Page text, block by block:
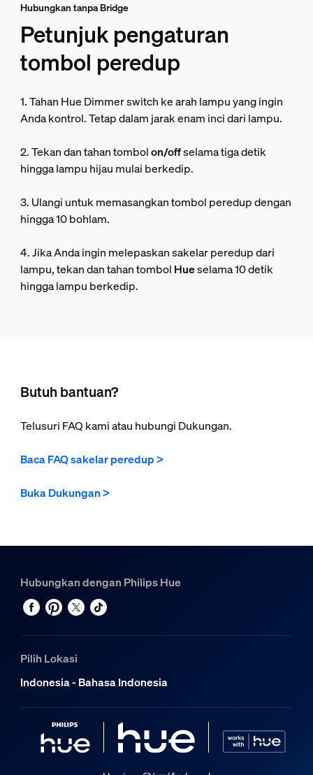
Hubungkan tanpa Bridge
Petunjuk pengaturan
tombol peredup
1. Tahan Hue Dimmer switch ke arah lampu yang ingin
Anda kontrol. Tetap dalam jarak enam inci dari lampu.
2. Tekan dan tahan tombolon/offselama tiga detik
hingga lampu hijau mulai berkedip.
3. Ulangi untuk memasangkan tombol peredup dengan
hingga 10 bohlam.
4. Jika Anda ingin melepaskan sakelar peredup dari
lampu, tekan dan tahan tombol Hueselama 10 detik
hingga lampu berkedip.
Butuh bantuan?
Telusuri FAQ kami atau hubungi Dukungan.
Baca FAQ sakelar peredup >
Buka Dukungan >
Hubungkan dengan Philips Hue
Pilih Lokasi
Indonesia - Bahasa Indonesia